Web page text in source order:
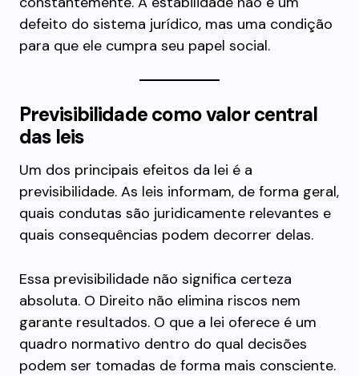
defeito do sistema jurídico, mas uma condição
para que ele cumpra seu papel social.
Previsibilidade como valor central
das leis
Um dos principais efeitos da lei é a
previsibilidade. As leis informam, de forma geral,
quais condutas são juridicamente relevantes e
quais consequências podem decorrer delas.
Essa previsibilidade não significa certeza
absoluta. O Direito não elimina riscos nem
garante resultados. O que a lei oferece é um
quadro normativo dentro do qual decisões
podem ser tomadas de forma mais consciente.